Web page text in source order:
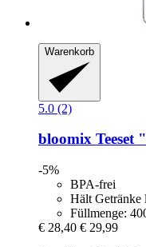
Warenkorb
5.0 (2)
bloomix Teeset
-5%
BPA-frei
Hält Getränke
Füllmenge:
€ 28,40 € 29,99